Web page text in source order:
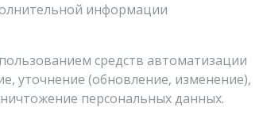
информации
средств автоматизации
уточнение (обновление, изменение),
персональных данных.